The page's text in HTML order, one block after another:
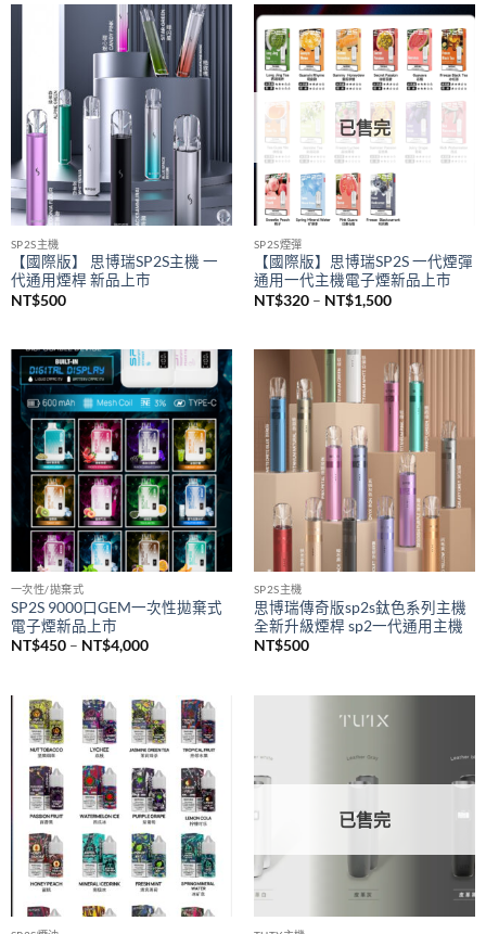
SP2S主機
【國際版】 思博瑞SP2S主機 一
代通用煙桿 新品上市
NT$500
已售完
SP2S煙彈
【國際版】思博瑞SP2S 一代煙彈
通用一代主機電子煙新品上市
NT$320 – NT$1,500價
到
NT$1,500
一次性/拋棄式
SP2S 9000口GEM一次性拋棄式
電子煙新品上市
NT$450 – NT$4,000價
NT$450
到
NT$4,000
SP2S主機
思博瑞傳奇版sp2s鈦色系列主機
全新升級煙桿 sp2一代通用主機
NT$500
已售完